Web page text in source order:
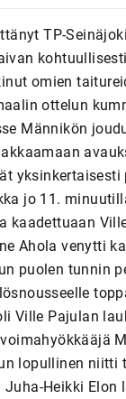
TP-
omien
ottelun
Männikön
jo 11.
kaadettuaan
Ahola venytti
puolen tunnin
Ville Pajulan
lopullinen
Heikki